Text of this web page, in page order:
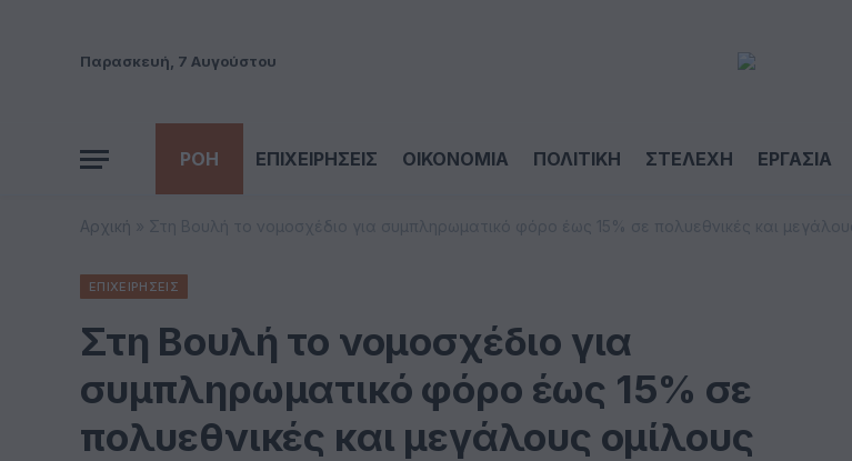
Παρασκευή, 7 Αυγούστου
ΡΟΗ ΕΠΙΧΕΙΡΗΣΕΙΣ ΟΙΚΟΝΟΜΙΑ ΠΟΛΙΤΙΚΗ ΣΤΕΛΕΧΗ ΕΡΓΑΣΙΑ
Αρχική
ΕΠΙΧΕΙΡΗΣΕΙΣ
Στη Βουλή το νομοσχέδιο για
συμπληρωματικό φόρο έως 15% σε
πολυεθνικές και μεγάλους ομίλους